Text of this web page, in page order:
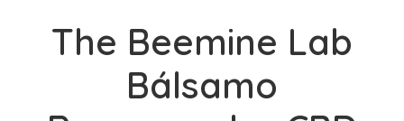
The Beemine Lab
Bálsamo